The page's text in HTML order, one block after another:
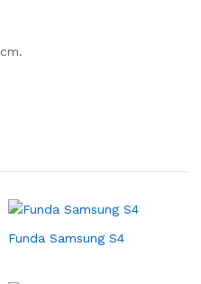
Funda Samsung S4